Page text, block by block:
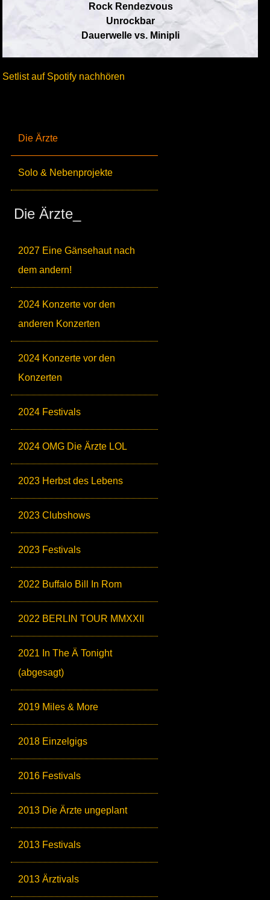
Die Ärzte
Solo & Nebenprojekte
Die Ärzte_
2027 Eine Gänsehaut nach
dem andern!
2024 Konzerte vor den
anderen Konzerten
2024 Konzerte vor den
Konzerten
2024 Festivals
2024 OMG Die Ärzte LOL
2023 Herbst des Lebens
2023 Clubshows
2023 Festivals
2022 Buffalo Bill In Rom
2022 BERLIN TOUR MMXXII
2021 In The Ä Tonight
(abgesagt)
2019 Miles & More
2018 Einzelgigs
2016 Festivals
2013 Die Ärzte ungeplant
2013 Festivals
2013 Ärztivals
Rock Rendezvous
Unrockbar
Dauerwelle vs. Minipli
Setlist auf Spotify nachhören